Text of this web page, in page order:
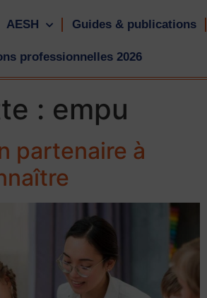
AESH Guides & publications
professionnelles 2026
: empu
partenaire à